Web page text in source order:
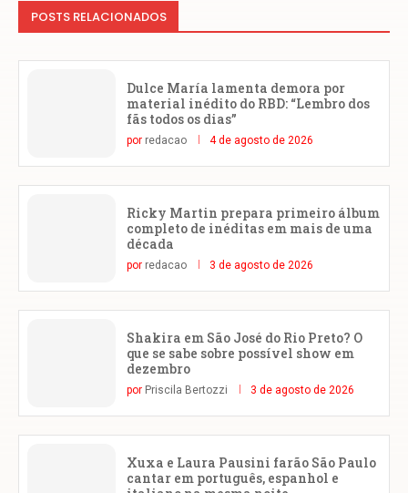
POSTS RELACIONADOS
Dulce María lamenta demora por
material inédito do RBD: “Lembro dos
fãs todos os dias”
por redacao 4 de agosto de 2026
Ricky Martin prepara primeiro álbum
completo de inéditas em mais de uma
década
por redacao 3 de agosto de 2026
Shakira em São José do Rio Preto? O
que se sabe sobre possível show em
dezembro
por Priscila Bertozzi 3 de agosto de 2026
Xuxa e Laura Pausini farão São Paulo
cantar em português, espanhol e